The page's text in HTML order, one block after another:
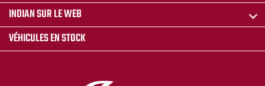
INDIAN SUR LE WEB
VÉHICULES EN STOCK